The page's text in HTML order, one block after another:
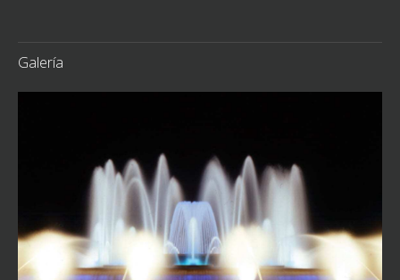
Galería